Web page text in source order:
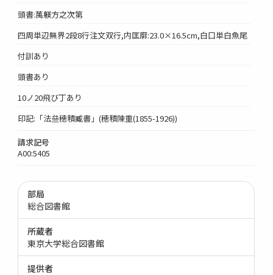
頭書:萬躾方之次第
四周単辺無界2段8行注文双行,内匡廓:23.0×16.5cm,白口単白魚尾
付訓あり
頭書あり
10ノ20飛び丁あり
印記:「法亝穂積臧書」(穂積陳重(1855-1926))
請求記号
A00:5405
部局
総合図書館
所蔵者
東京大学総合図書館
提供者